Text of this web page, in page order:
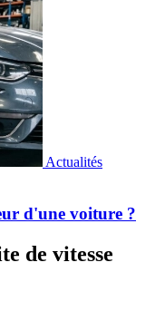
Actualités
d'une voiture ?
de vitesse